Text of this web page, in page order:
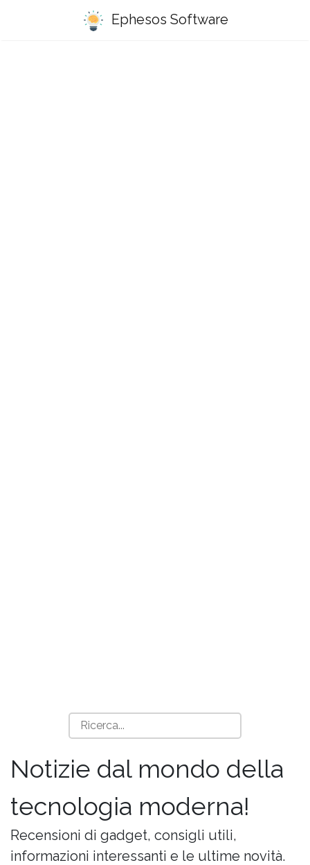
Ephesos Software
Notizie dal mondo della
tecnologia moderna!
Recensioni di gadget, consigli utili,
informazioni interessanti e le ultime novità.